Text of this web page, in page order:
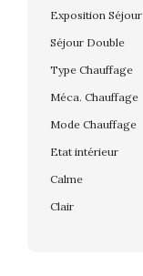
Exposition Séjour
Séjour Double
Type Chauffage
Méca. Chauffage
Mode Chauffage
Etat intérieur
Calme
Clair